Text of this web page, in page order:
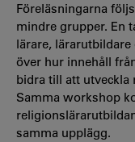
Föreläsningarna
mindre grupper. En
lärare,
över hur innehåll
bidra till att
Samma workshop
samma upplägg.